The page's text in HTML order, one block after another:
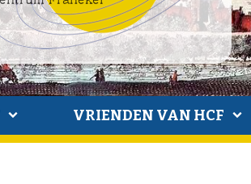
VRIENDEN VAN HCF